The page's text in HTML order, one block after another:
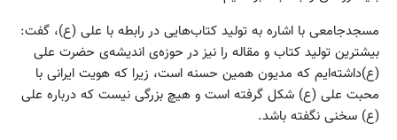
مسجدجامعی با اشاره به تولید کتاب‌هایی در رابطه با علی (ع)، گفت:
بیشترین تولید کتاب و مقاله را نیز در حوزه‌ی اندیشه‌ی حضرت علی
(ع)داشته‌ایم که مدیون همین حسنه است، زیرا که هویت ایرانی با
محبت علی (ع) شکل گرفته است و هیچ بزرگی نیست که درباره علی
(ع) سخنی نگفته باشد.